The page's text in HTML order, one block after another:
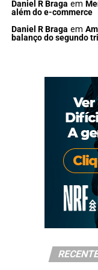
Daniel R Braga em
além do e-commerce
Daniel R Braga em
balanço do segundo